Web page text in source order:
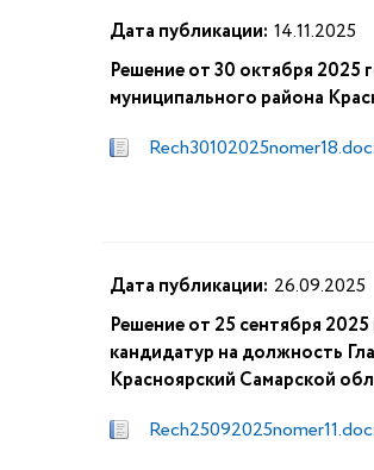
Дата публикации: 14.11.2025
Решение от 30 октября 2025
муниципального района
Дата публикации: 26.09.2025
Решение от 25 сентября
кандидатур на должность
Красноярский Самарской